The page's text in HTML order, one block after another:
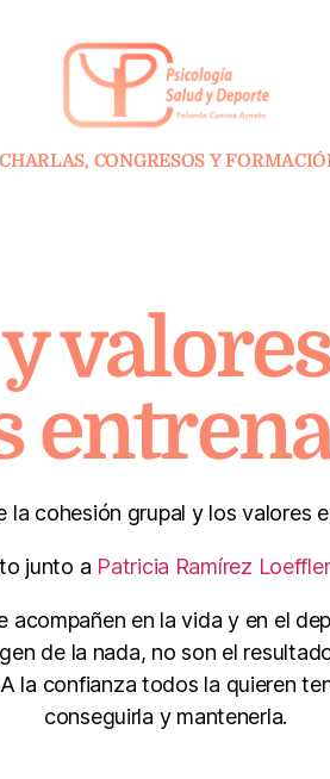
CHARLAS, CONGRESOS Y
la cohesión grupal y los valores
junto a Patricia Ramírez Loeffler
en la vida y en el
de la nada, no son el
la confianza todos la quieren
conseguirla y mantenerla.